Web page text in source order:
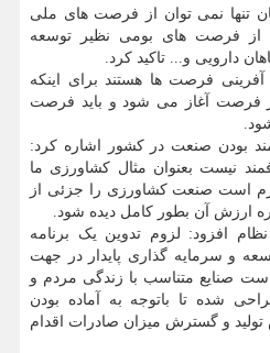
تنها نمی توان از فرصت های ملی
از فرصت های بومی نظیر توسعه
دارویی و... تاکید کرد.
فرصت ها هستند برای اینکه
فرصت آغاز می شود و باید فرصت
بودن صنعت در کشور اشاره کرد:
نیست بعنوان مثال کشاورزی ما
است صنعت کشاورزی را جزئی از
ارزش آن بطور کامل دیده شود.
افزود: لزوم تدوین یک برنامه
و سرمایه گذاری پایدار در جهت
صنایع متناسب با زندگی مردم و
شده تا باتوجه به آماده بودن
و گسترش میزان صادرات اقدام